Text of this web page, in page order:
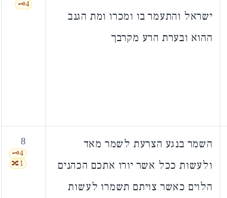
🗝️4
ישראל והתעמר בו ומכרו ומת הגנב
ההוא ובערת הרע מקרבך
8
🗝️4
🔀1
השמר בנגע הצרעת לשמר מאד
ולעשות ככל אשר יורו אתכם הכהנים
הלוים כאשר צויתם תשמרו לעשות